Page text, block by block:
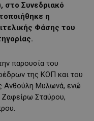
Συνεδριακό
η
Φάσης του
παρουσία του
της ΚΟΠ και του
Ανθούλη Μυλωνά, ενώ
Ζαφείρω Σταύρου,